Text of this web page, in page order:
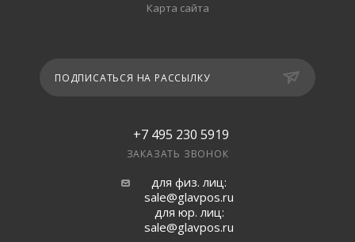
Карта сайта
ПОДПИСАТЬСЯ НА РАССЫЛКУ
+7 495 230 5919
ЗАКАЗАТЬ ЗВОНОК
для физ. лиц:
sale@glavpos.ru
для юр. лиц:
sale@glavpos.ru